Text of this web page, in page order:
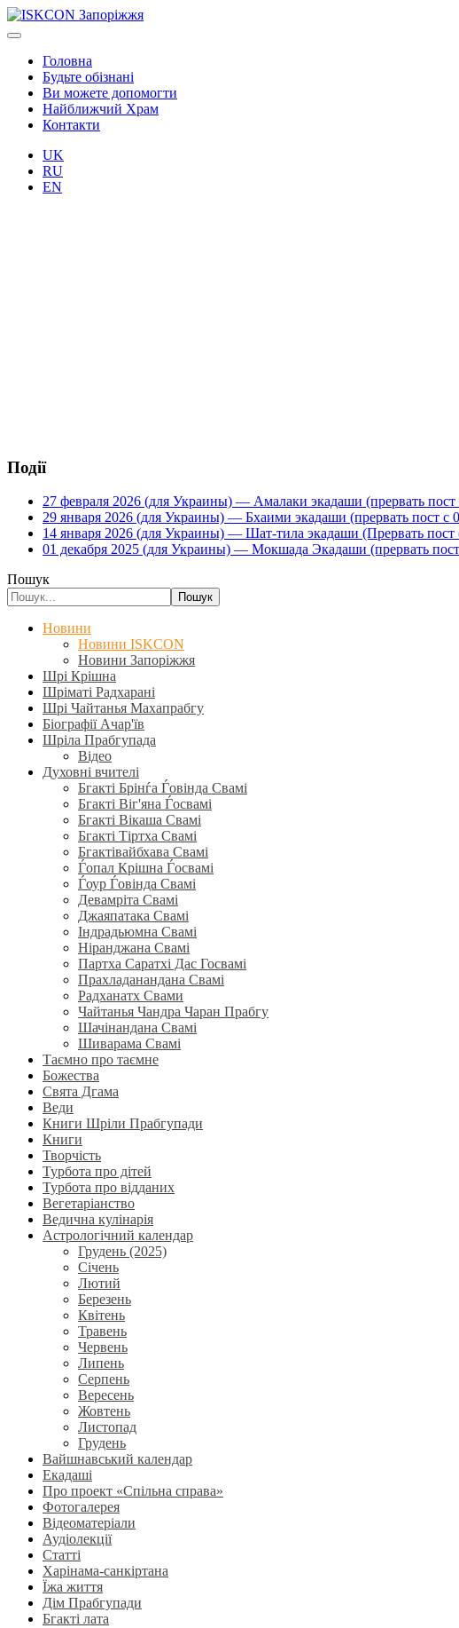
Головна
Будьте обізнані
Ви можете допомогти
Найближчий Храм
Контакти
UK
RU
EN
Події
27 февраля 2026 (для Украины) — Амалаки экадаши (прервать пост
29 января 2026 (для Украины) — Бхаими экадаши (прервать пост с
14 января 2026 (для Украины) — Шат-тила экадаши (Прервать пост
01 декабря 2025 (для Украины) — Мокшада Экадаши (прервать
Пошук
Пошук
Новини
Новини ISKCON
Новини Запоріжжя
Шрі Крішна
Шріматі Радхарані
Шрі Чайтанья Махапрабгу
Біографії Ачар'їв
Шріла Прабгупада
Відео
Духовні вчителі
Бгакті Брінѓа Ѓовінда Свамі
Бгакті Віг'яна Ѓосвамі
Бгакті Вікаша Свамі
Бгакті Тіртха Свамі
Бгактівайбхава Свамі
Ѓопал Крішна Ѓосвамі
Ѓоур Ѓовінда Свамі
Девамріта Свамі
Джаяпатака Свамі
Індрадьюмна Свамі
Ніранджана Свамі
Партха Саратхі Дас Госвамі
Прахладанандана Свамі
Радханатх Свами
Чайтанья Чандра Чаран Прабгу
Шачінандана Свамі
Шиварама Свамі
Таємно про таємне
Божества
Свята Дгама
Веди
Книги Шріли Прабгупади
Книги
Творчість
Турбота про дітей
Турбота про відданих
Вегетаріанство
Ведична кулінарія
Астрологічний календар
Грудень (2025)
Січень
Лютий
Березень
Квітень
Травень
Червень
Липень
Серпень
Вересень
Жовтень
Листопад
Грудень
Вайшнавський календар
Екадаші
Про проект «Спільна справа»
Фотогалерея
Відеоматеріали
Аудіолекції
Статті
Харінама-санкіртана
Їжа життя
Дім Прабгупади
Бгакті лата